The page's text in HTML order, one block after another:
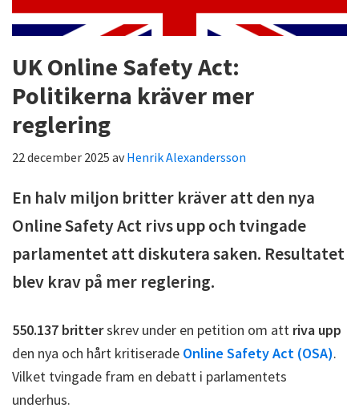
UK Online Safety Act:
Politikerna kräver mer
reglering
22 december 2025 avHenrik Alexandersson
En halv miljon britter kräver att den nya
Online Safety Act rivs upp och tvingade
parlamentet att diskutera saken. Resultatet
blev krav på mer reglering.
550.137 britterskrev under en petition om att riva upp
den nya och hårt kritiserade Online Safety Act (OSA).
Vilket tvingade fram en debatt i parlamentets
underhus.